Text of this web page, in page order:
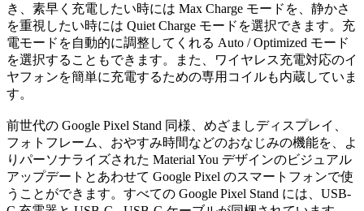
き、素早く充電したい時には Max Charge モードを、静かさ
を重視したい時には Quiet Charge モードを選択できます。充
電モードを自動的に調整してくれる Auto / Optimized モード
を選択することもできます。また、ワイヤレス充電対応のイ
ヤフォンを簡単に充電するための専用コイルも内蔵していま
す。
前世代の Google Pixel Stand 同様、めざましディスプレイ、
フォトフレーム、おやすみ時間などのおなじみの機能を、よ
りパーソナライズされた Material You デザインのビジュアル
アップデートとあわせて Google Pixel のスマートフォンで使
うことができます。すべての Google Pixel Stand には、USB-